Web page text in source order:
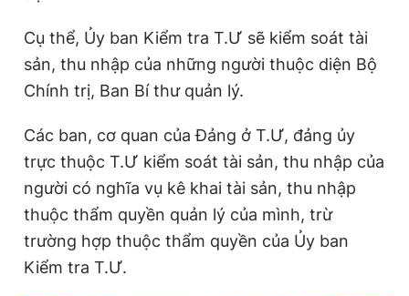
Cụ thể, Ủy ban Kiểm tra T.Ư sẽ kiểm soát tài
sản, thu nhập của những người thuộc diện Bộ
Chính trị, Ban Bí thư quản lý.
Các ban, cơ quan của Đảng ở T.Ư, đảng ủy
trực thuộc T.Ư kiểm soát tài sản, thu nhập của
người có nghĩa vụ kê khai tài sản, thu nhập
thuộc thẩm quyền quản lý của mình, trừ
trường hợp thuộc thẩm quyền của Ủy ban
Kiểm tra T.Ư.